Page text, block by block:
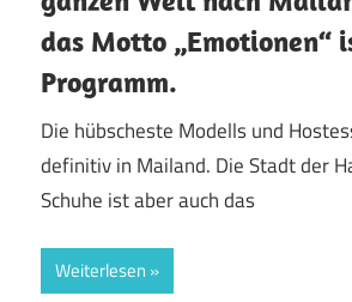
das Motto „Emotionen“
Programm.
Die hübscheste Modells und
definitiv in Mailand. Die Stadt der
Schuhe ist aber auch das
Weiterlesen